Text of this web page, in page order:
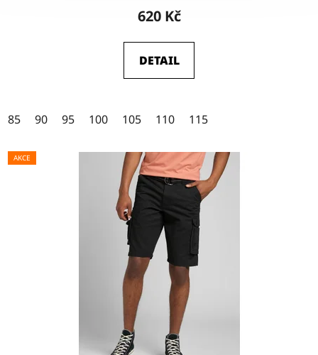
hodnocení
produktu
je
4,5
hvězdiček.
620 Kč
DETAIL
85 90 95 100 105 110 115
AKCE